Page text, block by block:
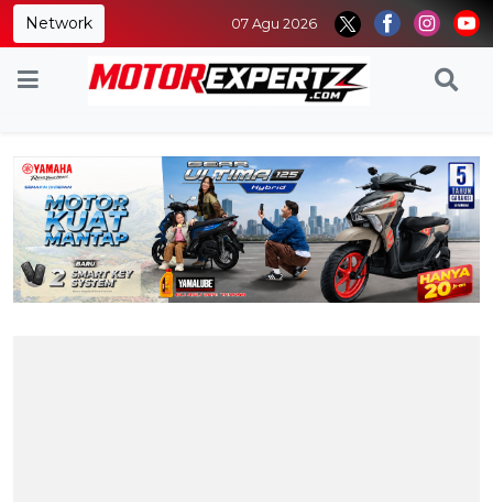
Network 07 Agu 2026